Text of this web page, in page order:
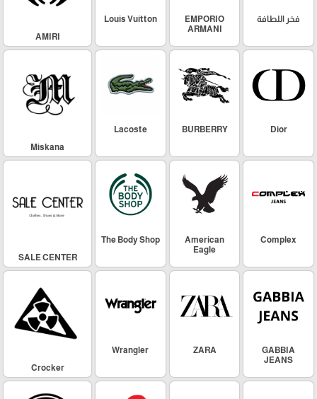
فخر اللطافة
EMPORIO
ARMANI
Louis Vuitton
AMIRI
Dior
BURBERRY
Lacoste
Miskana
Complex
American
Eagle
The Body Shop
SALE CENTER
GABBIA
JEANS
ZARA
Wrangler
Crocker